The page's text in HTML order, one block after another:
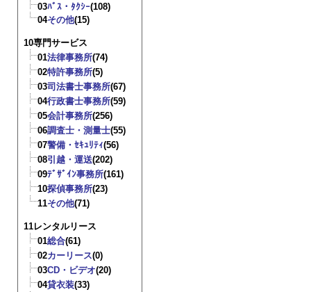
03ﾊﾞｽ・ﾀｸｼｰ(108)
04その他(15)
10専門サービス
01法律事務所(74)
02特許事務所(5)
03司法書士事務所(67)
04行政書士事務所(59)
05会計事務所(256)
06調査士・測量士(55)
07警備・ｾｷｭﾘﾃｨ(56)
08引越・運送(202)
09ﾃﾞｻﾞｲﾝ事務所(161)
10探偵事務所(23)
11その他(71)
11レンタルリース
01総合(61)
02カーリース(0)
03CD・ビデオ(20)
04貸衣装(33)